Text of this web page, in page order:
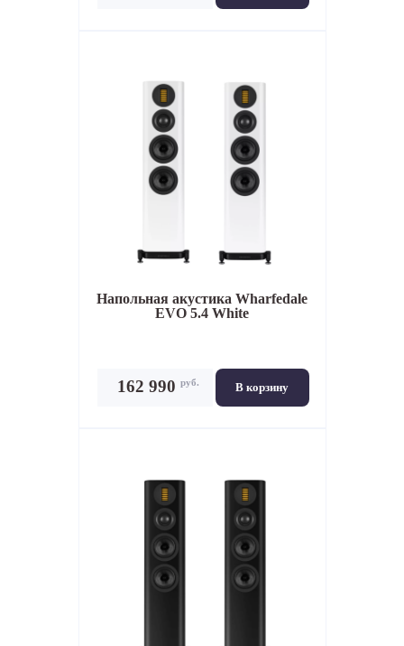
Напольная акустика Wharfedale
EVO 5.4 White
В корзину
162 990 руб.